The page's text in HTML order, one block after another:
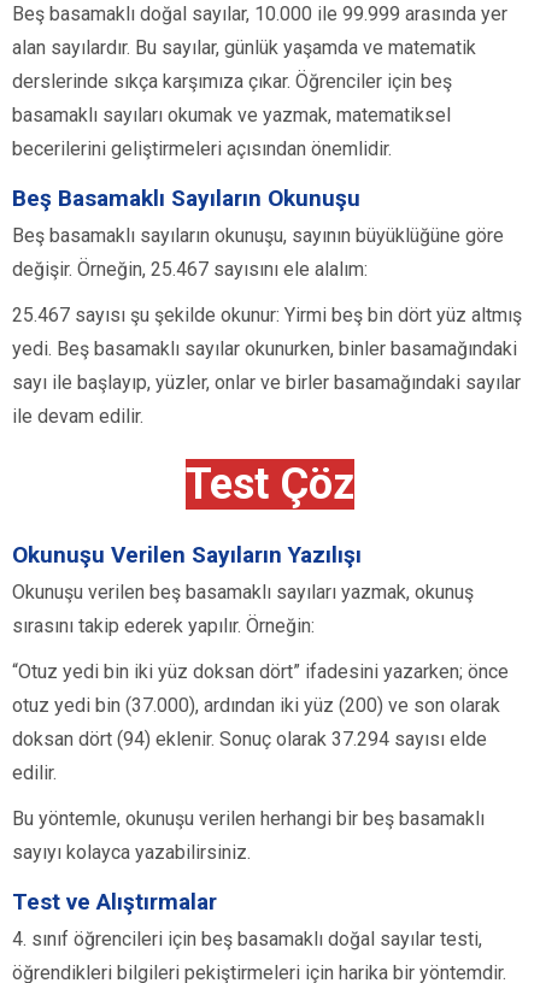
Beş basamaklı doğal sayılar, 10.000 ile 99.999 arasında yer
alan sayılardır. Bu sayılar, günlük yaşamda ve matematik
derslerinde sıkça karşımıza çıkar. Öğrenciler için beş
basamaklı sayıları okumak ve yazmak, matematiksel
becerilerini geliştirmeleri açısından önemlidir.
Beş Basamaklı Sayıların Okunuşu
Beş basamaklı sayıların okunuşu, sayının büyüklüğüne göre
değişir. Örneğin, 25.467 sayısını ele alalım:
25.467 sayısı şu şekilde okunur: Yirmi beş bin dört yüz altmış
yedi. Beş basamaklı sayılar okunurken, binler basamağındaki
sayı ile başlayıp, yüzler, onlar ve birler basamağındaki sayılar
ile devam edilir.
Test Çöz
Okunuşu Verilen Sayıların Yazılışı
Okunuşu verilen beş basamaklı sayıları yazmak, okunuş
sırasını takip ederek yapılır. Örneğin:
“Otuz yedi bin iki yüz doksan dört” ifadesini yazarken; önce
otuz yedi bin (37.000), ardından iki yüz (200) ve son olarak
doksan dört (94) eklenir. Sonuç olarak 37.294 sayısı elde
edilir.
Bu yöntemle, okunuşu verilen herhangi bir beş basamaklı
sayıyı kolayca yazabilirsiniz.
Test ve Alıştırmalar
4. sınıf öğrencileri için beş basamaklı doğal sayılar testi,
öğrendikleri bilgileri pekiştirmeleri için harika bir yöntemdir.